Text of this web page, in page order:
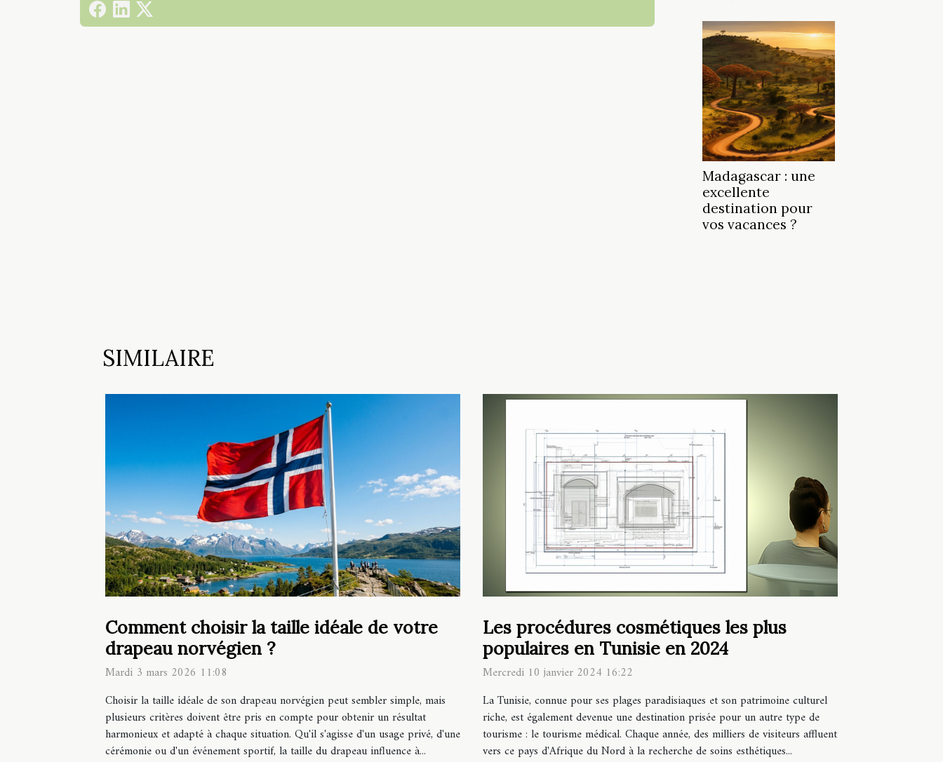
Madagascar : une
excellente
destination pour
vos vacances ?
SIMILAIRE
Comment choisir la taille idéale de votre
drapeau norvégien ?
Mardi 3 mars 2026 11:08
Choisir la taille idéale de son drapeau norvégien peut sembler simple, mais
plusieurs critères doivent être pris en compte pour obtenir un résultat
harmonieux et adapté à chaque situation. Qu'il s'agisse d'un usage privé, d'une
cérémonie ou d'un événement sportif, la taille du drapeau influence à...
Les procédures cosmétiques les plus
populaires en Tunisie en 2024
Mercredi 10 janvier 2024 16:22
La Tunisie, connue pour ses plages paradisiaques et son patrimoine culturel
riche, est également devenue une destination prisée pour un autre type de
tourisme : le tourisme médical. Chaque année, des milliers de visiteurs affluent
vers ce pays d'Afrique du Nord à la recherche de soins esthétiques...